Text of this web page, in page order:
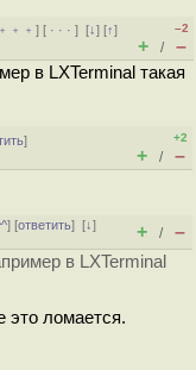
﹢﹢﹢] [ · · ·][↓] [↑]
–2
+ / –
в LXTerminal такая
]
+2
+ / –
] [ответить][↓]
+ / –
в LXTerminal
ломается.